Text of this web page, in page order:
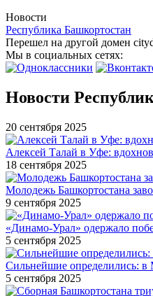
Новости
Республика Башкортостан
Перешел на другой домен
Мы в социальных сетях:
Новости
20 сентября 2025
Алексей Талай в Уфе:
18 сентября 2025
Молодежь Башкортостана
9 сентября 2025
«Динамо-Урал» одержало
5 сентября 2025
Сильнейшие определились: в
5 сентября 2025